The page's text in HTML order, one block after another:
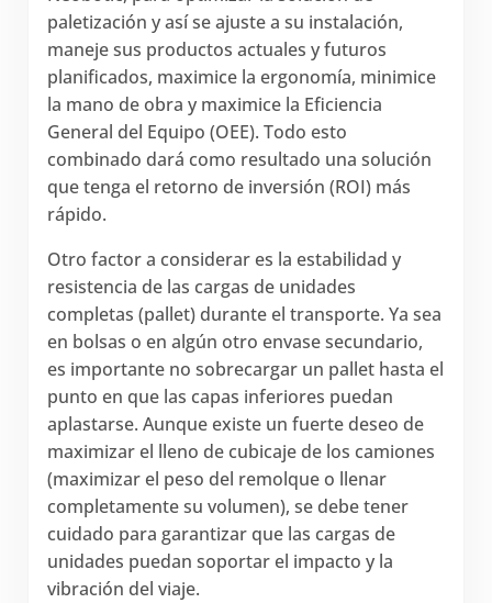
paletización y así se ajuste a su instalación,
maneje sus productos actuales y futuros
planificados, maximice la ergonomía, minimice
la mano de obra y maximice la Eficiencia
General del Equipo (OEE). Todo esto
combinado dará como resultado una solución
que tenga el retorno de inversión (ROI) más
rápido.
Otro factor a considerar es la estabilidad y
resistencia de las cargas de unidades
completas (pallet) durante el transporte. Ya sea
en bolsas o en algún otro envase secundario,
es importante no sobrecargar un pallet hasta el
punto en que las capas inferiores puedan
aplastarse. Aunque existe un fuerte deseo de
maximizar el lleno de cubicaje de los camiones
(maximizar el peso del remolque o llenar
completamente su volumen), se debe tener
cuidado para garantizar que las cargas de
unidades puedan soportar el impacto y la
vibración del viaje.